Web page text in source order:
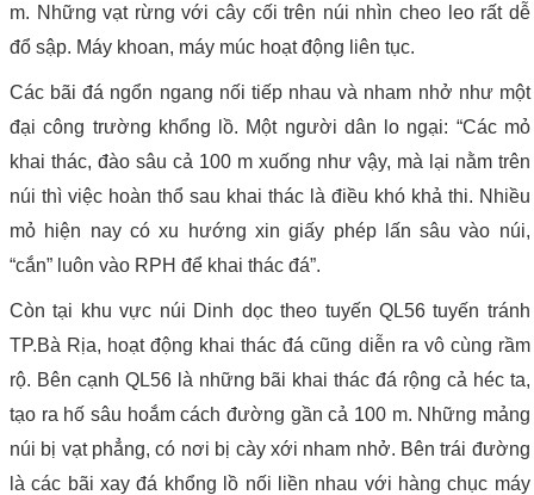
m. Những vạt rừng với cây cối trên núi nhìn cheo leo rất dễ
đổ sập. Máy khoan, máy múc hoạt động liên tục.
Các bãi đá ngổn ngang nối tiếp nhau và nham nhở như một
đại công trường khổng lồ. Một người dân lo ngại: “Các mỏ
khai thác, đào sâu cả 100 m xuống như vậy, mà lại nằm trên
núi thì việc hoàn thổ sau khai thác là điều khó khả thi. Nhiều
mỏ hiện nay có xu hướng xin giấy phép lấn sâu vào núi,
“cắn” luôn vào RPH để khai thác đá”.
Còn tại khu vực núi Dinh dọc theo tuyến QL56 tuyến tránh
TP.Bà Rịa, hoạt động khai thác đá cũng diễn ra vô cùng rầm
rộ. Bên cạnh QL56 là những bãi khai thác đá rộng cả héc ta,
tạo ra hố sâu hoắm cách đường gần cả 100 m. Những mảng
núi bị vạt phẳng, có nơi bị cày xới nham nhở. Bên trái đường
là các bãi xay đá khổng lồ nối liền nhau với hàng chục máy